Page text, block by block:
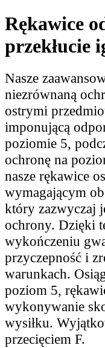
Rękawice
przekłucie
Nasze
niezrównaną
ostrymi
imponującą
poziomie 5,
ochronę na
nasze rękawice
wymagającym
który zazwyczaj
ochrony. Dzięki
wykończeniu
przyczepność i
warunkach.
poziom 5,
wykonywanie
wysiłku.
przecięciem F.